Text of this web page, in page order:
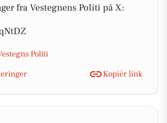
fra Vestegnens Politi på X:
Politi
Kopiér link